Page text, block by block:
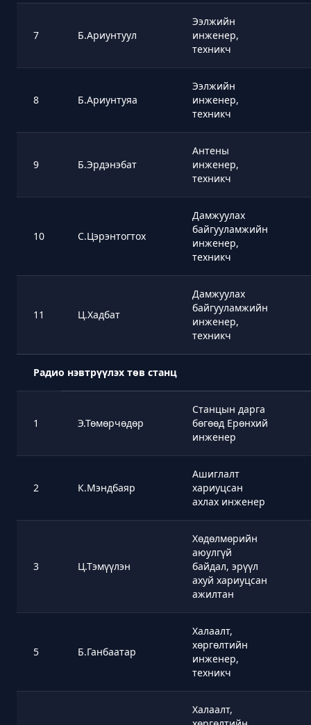
7 Б.Ариунтуул
Ээлжийн
инженер,
техникч
8 Б.Ариунтуяа
Ээлжийн
инженер,
техникч
9 Б.Эрдэнэбат
Антены
инженер,
техникч
10 С.Цэрэнтогтох
Дамжуулах
байгууламжийн
инженер,
техникч
11 Ц.Хадбат
Дамжуулах
байгууламжийн
инженер,
техникч
Радио нэвтрүүлэх төв станц
1 Э.Төмөрчөдөр
Станцын дарга
бөгөөд Ерөнхий
инженер
2 К.Мэндбаяр
Ашиглалт
хариуцсан
ахлах инженер
3 Ц.Тэмүүлэн
Хөдөлмөрийн
аюулгүй
байдал, эрүүл
ахуй хариуцсан
ажилтан
5 Б.Ганбаатар
Халаалт,
хөргөлтийн
инженер,
техникч
Халаалт,